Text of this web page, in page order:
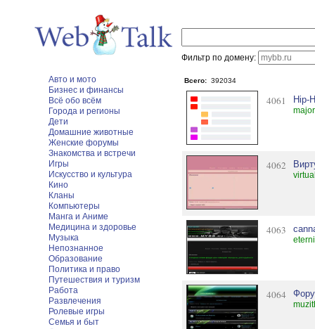
Фильтр по домену:
Авто и мото
Бизнес и финансы
Всё обо всём
Города и регионы
Дети
Домашние животные
Женские форумы
Знакомства и встречи
Игры
Искусство и культура
Кино
Кланы
Компьютеры
Манга и Аниме
Медицина и здоровье
Музыка
Непознанное
Образование
Политика и право
Путешествия и туризм
Работа
Развлечения
Ролевые игры
Семья и быт
Всего: 392034
4061 Hip-
4062
4063
4064